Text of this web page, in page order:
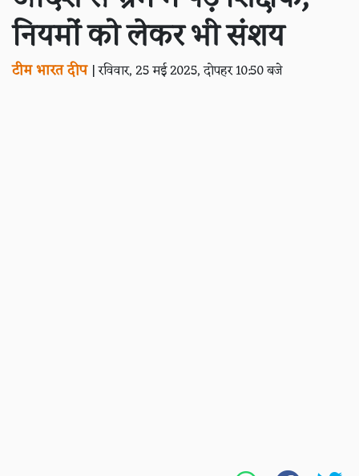
नियमों को लेकर भी संशय
टीम भारत दीप |रविवार, 25 मई 2025, दोपहर 10:50 बजे